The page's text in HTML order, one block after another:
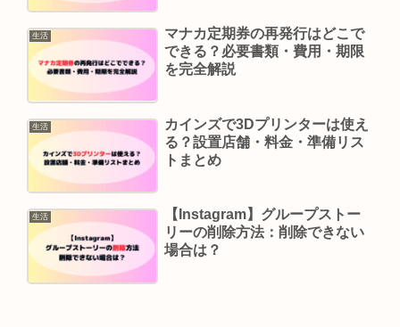
生活
マナカ定期券の再発行はどこで
できる？必要書類・費用・期限
を完全解説
生活
カインズで3Dプリンターは使え
る？設置店舗・料金・準備リス
トまとめ
生活
【Instagram】グループストー
リーの削除方法：削除できない
場合は？